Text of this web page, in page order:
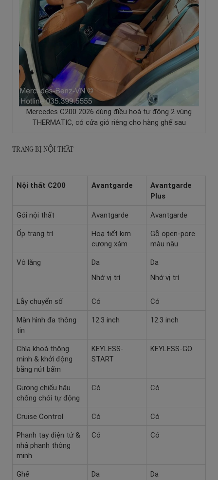
Mercedes C200 2026 dùng điều hoà tự động 2 vùng
THERMATIC, có cửa gió riêng cho hàng ghế sau
TRANG BỊ NỘI THẤT
Nội thất C200 Avantgarde
Avantgarde
Plus
Gói nội thất Avantgarde
Avantgarde
Ốp trang trí
Hoạ tiết kim
cương xám
Gỗ open-pore
màu nâu
Vô lăng
Da
Nhớ vị trí
Da
Nhớ vị trí
Lẫy chuyển số Có
Có
Màn hình đa thông
tin
12.3 inch 12.3 inch
Chìa khoá thông
minh & khởi động
bằng nút bấm
KEYLESS-
START
KEYLESS-GO
Gương chiếu hậu
chống chói tự động
Có Có
Cruise Control Có
Có
Phanh tay điện tử &
nhả phanh thông
minh
Có Có
Ghế Da
Da